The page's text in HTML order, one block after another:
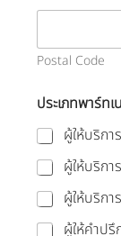
Postal Code
ประเภทพาร์ท
ผู้ให้บริก
ผู้ให้บริก
ผู้ให้บริก
ผู้ให้คำป